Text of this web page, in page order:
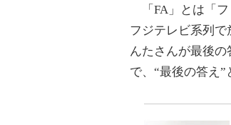
「FA」とは「フ
フジテレビ系列
んたさんが最後の
で、“最後の答え”